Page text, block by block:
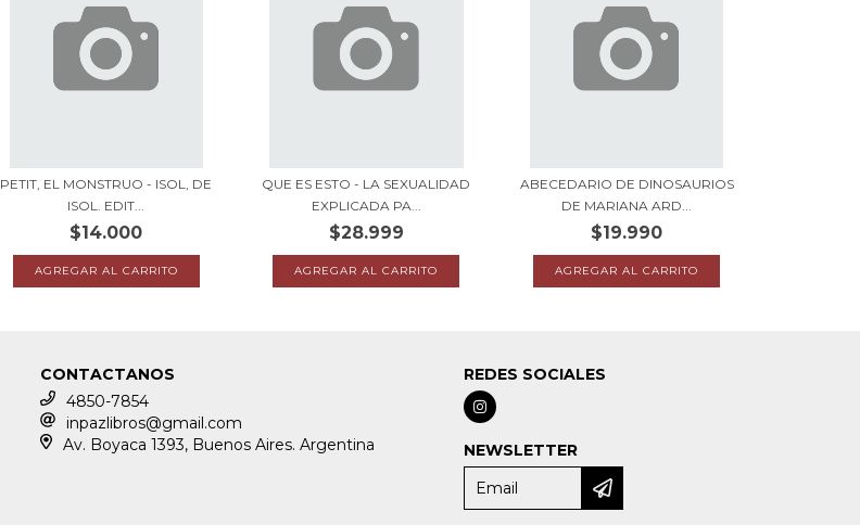
PETIT, EL MONSTRUO - ISOL, DE
ISOL. EDIT...
$14.000
QUE ES ESTO - LA SEXUALIDAD
EXPLICADA PA...
$28.999
ABECEDARIO DE DINOSAURIOS
DE MARIANA ARD...
$19.990
CONTACTANOS
4850-7854
inpazlibros@gmail.com
Av. Boyaca 1393, Buenos Aires. Argentina
REDES SOCIALES
NEWSLETTER